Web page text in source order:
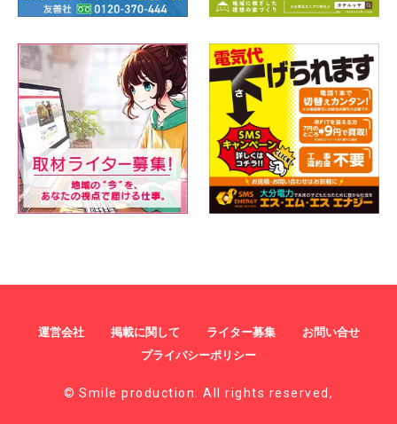
運営会社 掲載に関して ライター募集
お問い合せ
プライバシーポリシー
© Smile production. All rights reserved,